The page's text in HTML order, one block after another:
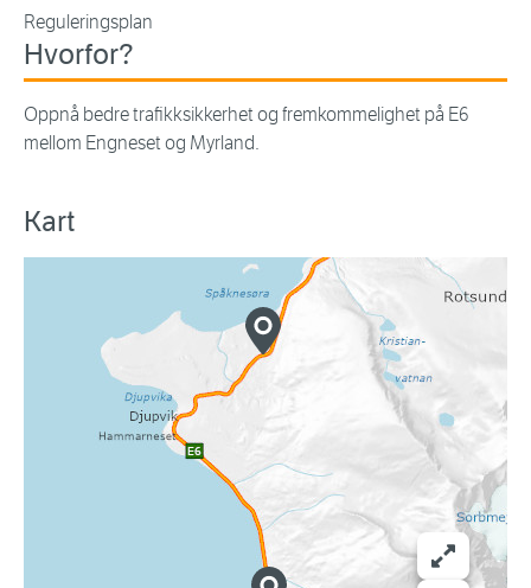
Reguleringsplan
Hvorfor?
Oppnå bedre trafikksikkerhet og fremkommelighet på E6
mellom Engneset og Myrland.
Kart